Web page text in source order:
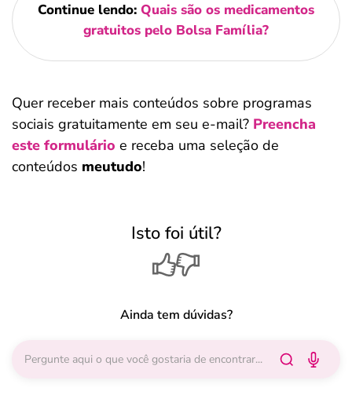
Continue lendo: Quais são os medicamentos
gratuitos pelo Bolsa Família?
Quer receber mais conteúdos sobre programas
sociais gratuitamente em seu e-mail? Preencha
este formulário e receba uma seleção de
conteúdos meutudo!
Isto foi útil?
Ainda tem dúvidas?